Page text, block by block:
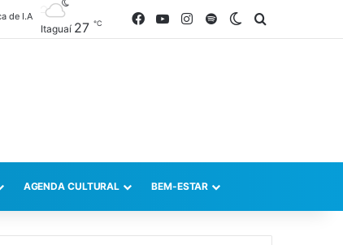
de I.A
Itaguaí 27 ℃ FacebookYouTubeInstagram
SpotifySwitch skin
AGENDA CULTURAL BEM-ESTAR